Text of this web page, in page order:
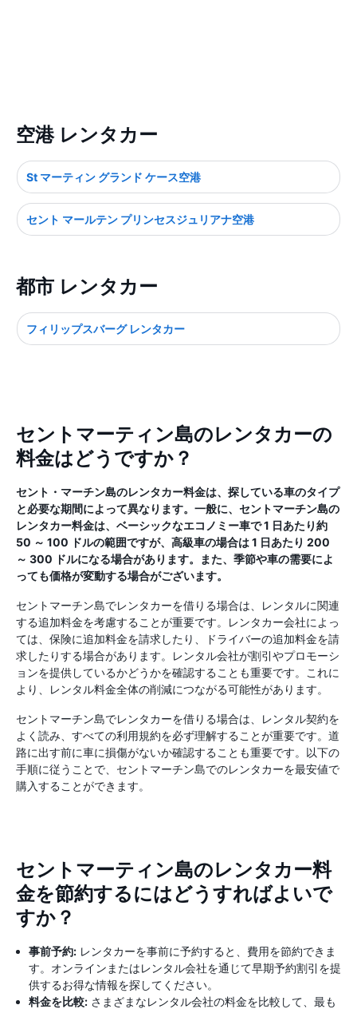
空港 レンタカー
St マーティン グランド ケース空港
セント マールテン プリンセスジュリアナ空港
都市 レンタカー
フィリップスバーグ レンタカー
セントマーティン島のレンタカーの
料金はどうですか？
セント・マーチン島のレンタカー料金は、探している車のタイプ
と必要な期間によって異なります。一般に、セントマーチン島の
レンタカー料金は、ベーシックなエコノミー車で 1 日あたり約
50 ～ 100 ドルの範囲ですが、高級車の場合は 1 日あたり 200
～ 300 ドルになる場合があります。また、季節や車の需要によ
っても価格が変動する場合がございます。
セントマーチン島でレンタカーを借りる場合は、レンタルに関連
する追加料金を考慮することが重要です。レンタカー会社によっ
ては、保険に追加料金を請求したり、ドライバーの追加料金を請
求したりする場合があります。レンタル会社が割引やプロモーシ
ョンを提供しているかどうかを確認することも重要です。これに
より、レンタル料金全体の削減につながる可能性があります。
セントマーチン島でレンタカーを借りる場合は、レンタル契約を
よく読み、すべての利用規約を必ず理解することが重要です。道
路に出す前に車に損傷がないか確認することも重要です。以下の
手順に従うことで、セントマーチン島でのレンタカーを最安値で
購入することができます。
セントマーティン島のレンタカー料
金を節約するにはどうすればよいで
すか？
事前予約: レンタカーを事前に予約すると、費用を節約できま
す。オンラインまたはレンタル会社を通じて早期予約割引を提
供するお得な情報を探してください。
料金を比較: さまざまなレンタル会社の料金を比較して、最も